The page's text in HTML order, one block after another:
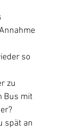
so
zu
Bus mit
spät an